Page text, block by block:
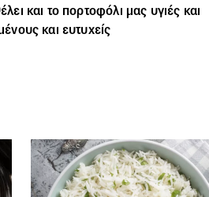
και το πορτοφόλι μας υγιές και
και ευτυχείς